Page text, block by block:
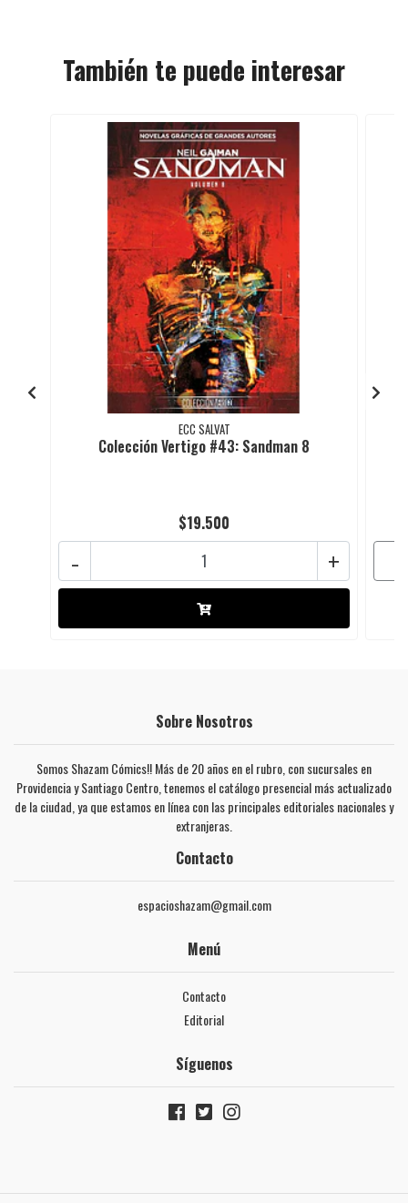
También te puede interesar
ECC SALVAT
Colección Vertigo #43: Sandman 8
$19.500
+
-
Sobre Nosotros
Somos Shazam Cómics!! Más de 20 años en el rubro, con sucursales en
Providencia y Santiago Centro, tenemos el catálogo presencial más actualizado
de la ciudad, ya que estamos en línea con las principales editoriales nacionales y
extranjeras.
Contacto
espacioshazam@gmail.com
Menú
Contacto
Editorial
Síguenos